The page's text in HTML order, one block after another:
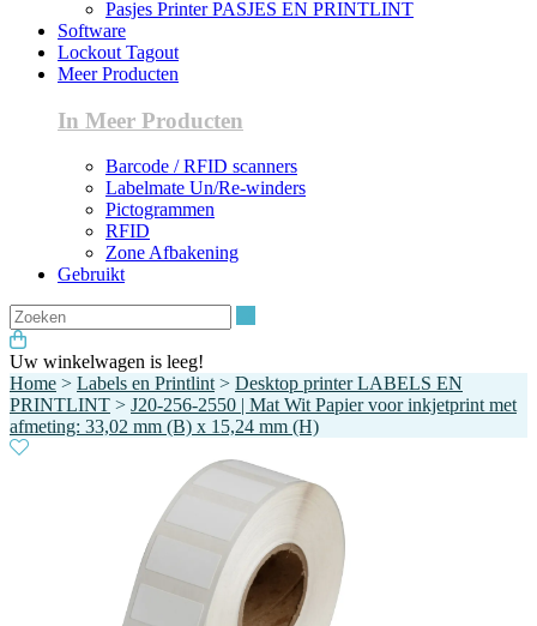
Pasjes Printer PASJES EN PRINTLINT
Software
Lockout Tagout
Meer Producten
In Meer Producten
Barcode / RFID scanners
Labelmate Un/Re-winders
Pictogrammen
RFID
Zone Afbakening
Gebruikt
Uw winkelwagen is leeg!
Home > Labels en Printlint > Desktop printer LABELS EN
PRINTLINT > J20-256-2550 | Mat Wit Papier voor inkjetprint met
afmeting: 33,02 mm (B) x 15,24 mm (H)